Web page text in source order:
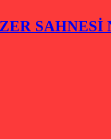
SAHNESİ